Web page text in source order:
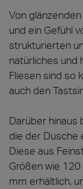
Von
und ein Gefühl
strukturierten
natürliches und
Fliesen sind so
auch den
Darüber hinaus
die der Dusche
Diese aus
Größen wie
mm erhältlich,